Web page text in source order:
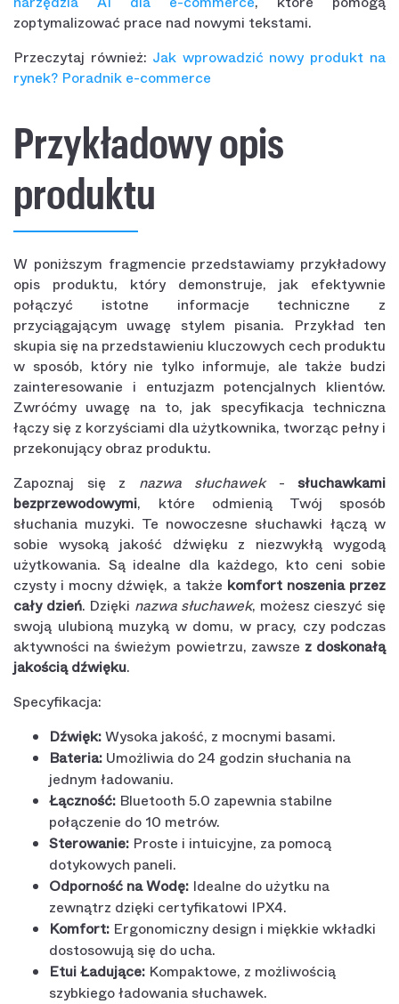
zoptymalizować prace nad nowymi tekstami.
Przeczytaj również: Jak wprowadzić nowy produkt na
rynek? Poradnik e-commerce
Przykładowy opis
produktu
W poniższym fragmencie przedstawiamy przykładowy
opis produktu, który demonstruje, jak efektywnie
połączyć istotne informacje techniczne z
przyciągającym uwagę stylem pisania. Przykład ten
skupia się na przedstawieniu kluczowych cech produktu
w sposób, który nie tylko informuje, ale także budzi
zainteresowanie i entuzjazm potencjalnych klientów.
Zwróćmy uwagę na to, jak specyfikacja techniczna
łączy się z korzyściami dla użytkownika, tworząc pełny i
przekonujący obraz produktu.
Zapoznaj się z nazwa słuchawek- słuchawkami
bezprzewodowymi, które odmienią Twój sposób
słuchania muzyki. Te nowoczesne słuchawki łączą w
sobie wysoką jakość dźwięku z niezwykłą wygodą
użytkowania. Są idealne dla każdego, kto ceni sobie
czysty i mocny dźwięk, a także komfort noszenia przez
cały dzień. Dzięki nazwa słuchawek, możesz cieszyć się
swoją ulubioną muzyką w domu, w pracy, czy podczas
aktywności na świeżym powietrzu, zawsze z doskonałą
jakością dźwięku.
Specyfikacja:
Dźwięk:Wysoka jakość, z mocnymi basami.
Bateria: Umożliwia do 24 godzin słuchania na
jednym ładowaniu.
Łączność: Bluetooth 5.0 zapewnia stabilne
połączenie do 10 metrów.
Sterowanie: Proste i intuicyjne, za pomocą
dotykowych paneli.
Odporność na Wodę: Idealne do użytku na
zewnątrz dzięki certyfikatowi IPX4.
Komfort: Ergonomiczny design i miękkie wkładki
dostosowują się do ucha.
Etui Ładujące: Kompaktowe, z możliwością
szybkiego ładowania słuchawek.